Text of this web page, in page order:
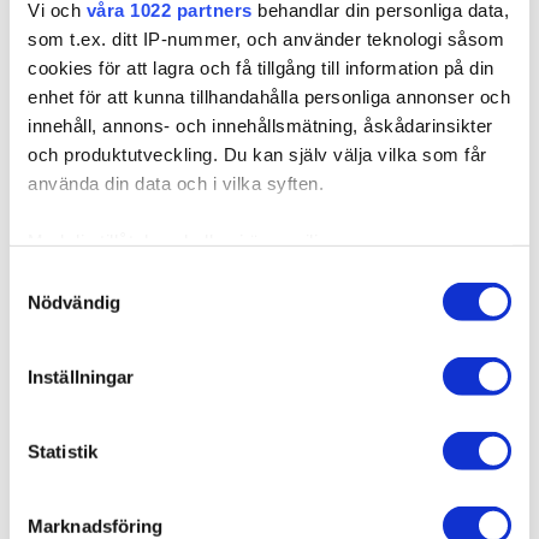
Vi och våra 1022 partners behandlar din personliga data,
som t.ex. ditt IP-nummer, och använder teknologi såsom
cookies för att lagra och få tillgång till information på din
enhet för att kunna tillhandahålla personliga annonser och
innehåll, annons- och innehållsmätning, åskådarinsikter
och produktutveckling. Du kan själv välja vilka som får
använda din data och i vilka syften.
kan ha en noggrannhet på upp till flera meter
Ta reda på mer om hur dina personliga uppgifter
Du kan ändra eller dra tillbaka ditt samtycke när som
Nödvändig
Inställningar
Statistik
Marknadsföring
LÄGG I VARUKORGEN
Produktbeskrivning
Relaterade produkter